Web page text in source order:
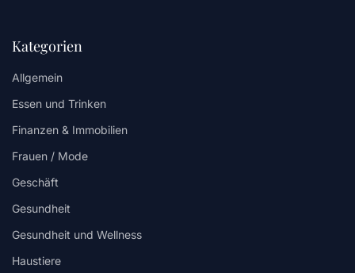
Kategorien
Allgemein
Essen und Trinken
Finanzen & Immobilien
Frauen / Mode
Geschäft
Gesundheit
Gesundheit und Wellness
Haustiere